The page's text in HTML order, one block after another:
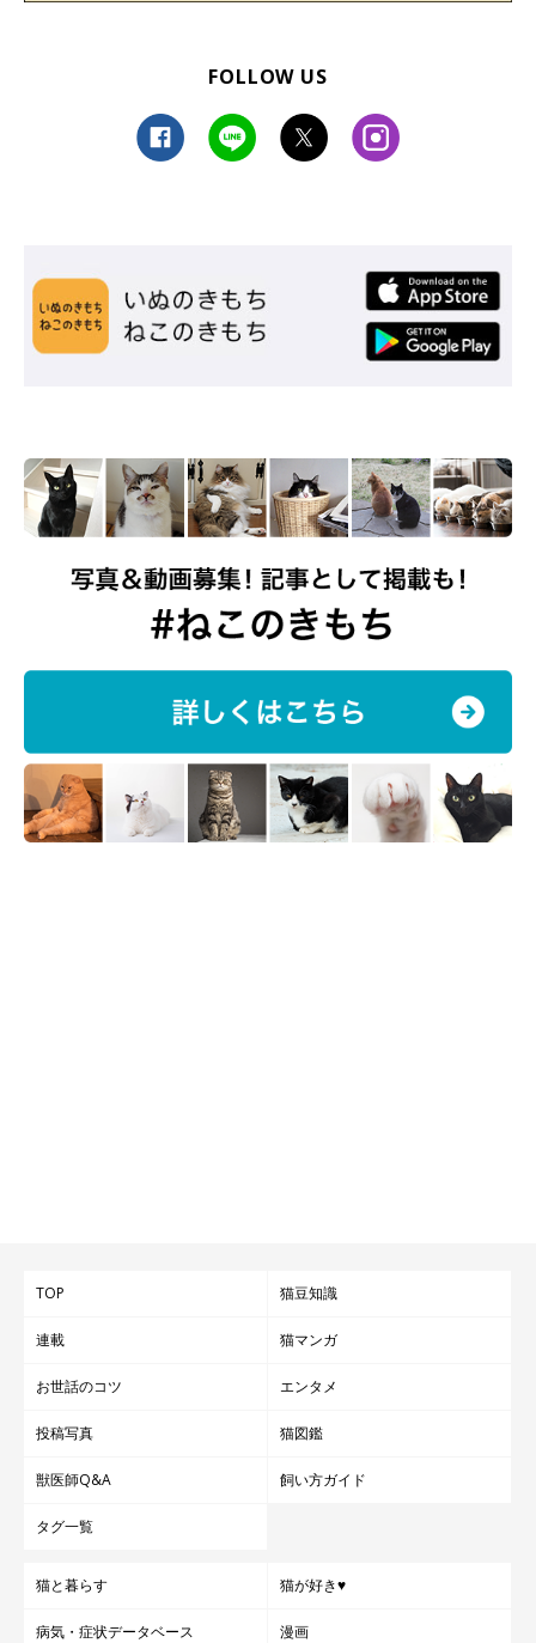
FOLLOW US
TOP 猫豆知識
連載 猫マンガ
お世話のコツ エンタメ
投稿写真 猫図鑑
獣医師Q&A 飼い方ガイド
タグ一覧
猫と暮らす 猫が好き♥
病気・症状データベース 漫画